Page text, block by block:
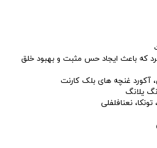
که باعث ایجاد حس مثبت و بهبود خلق
آکورد غنچه های بلک کارنت
یلانگ
نعنافلفلی